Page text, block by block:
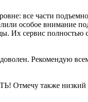
все части
особое внимание
Их сервис
Рекомендую
также низкий